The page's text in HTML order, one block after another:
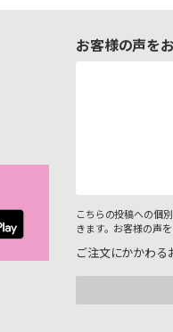
お客様の声を
こちらの投稿への個
きます。お客様の声
ご注文にかかわる